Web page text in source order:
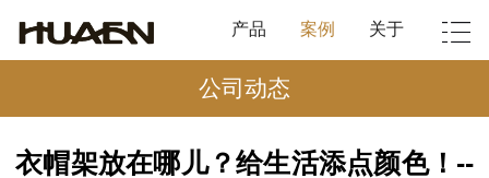
产品 案例 关于
公司动态
衣帽架放在哪儿？给生活添点颜色！--